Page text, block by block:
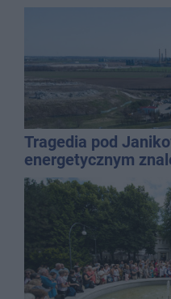
Tragedia pod
energetycznym
mężczyzny